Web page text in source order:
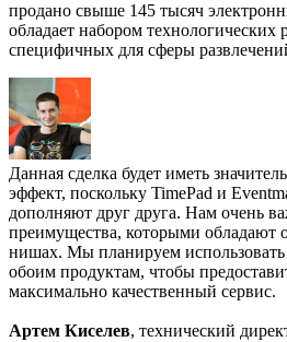
продано свыше 145 тысяч
обладает набором технологических
специфичных для сферы
Данная сделка будет иметь
эффект, поскольку TimePad и
дополняют друг друга. Нам очень
преимущества, которыми обладают
нишах. Мы планируем
обоим продуктам, чтобы
максимально качественный сервис.
Артем Киселев, технический